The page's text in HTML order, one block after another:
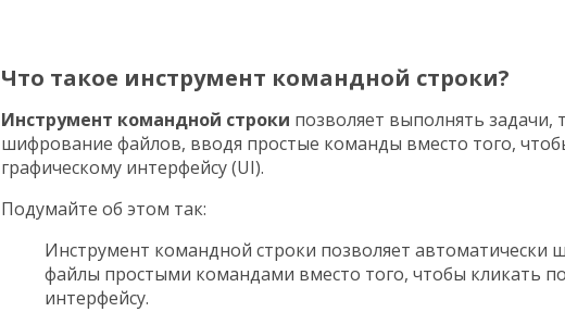
Что такое инструмент командной строки?
Инструмент командной строки позволяет выполнять задачи,
шифрование файлов, вводя простые команды вместо того,
графическому интерфейсу (UI).
Подумайте об этом так:
Инструмент командной строки позволяет автоматически
файлы простыми командами вместо того, чтобы кликать по
интерфейсу.